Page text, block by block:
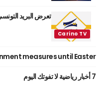
تعرض البريد
measures until Easter
7 أخبار رياضية لا تفوتك اليوم